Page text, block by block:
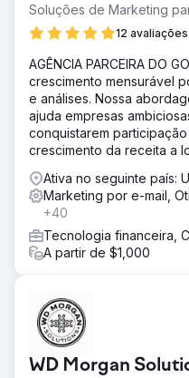
Soluções de Marketing
12 avaliações
AGÊNCIA PARCEIRA DO
crescimento mensurável
e análises. Nossa
ajuda empresas
conquistarem
crescimento da receita a
Ativa no seguinte país:
Marketing por e-mail,
+40
Tecnologia financeira,
A partir de $1,000
WD Morgan